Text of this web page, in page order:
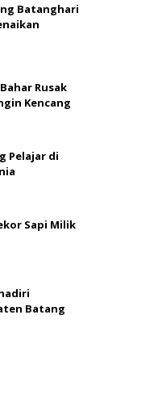
Batanghari
Rusak
Kencang
Pelajar di
Sapi Milik
Batang